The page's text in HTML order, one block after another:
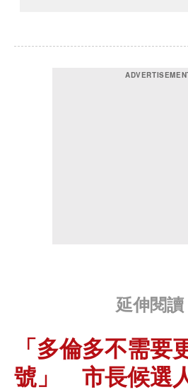
延伸閱讀
「多倫多不需要
號」 市長候選